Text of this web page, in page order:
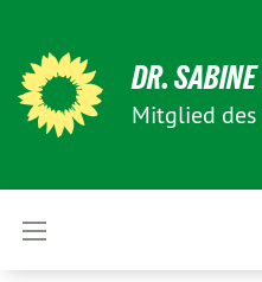
DR.
Mitglied des